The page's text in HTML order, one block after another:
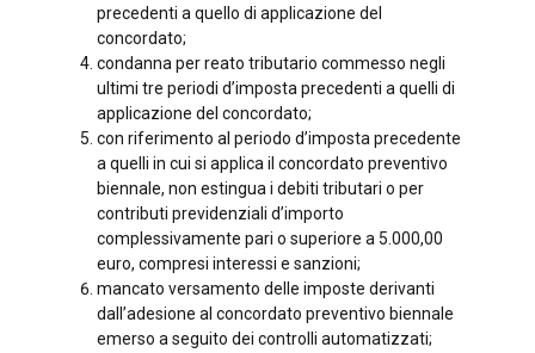
precedenti a quello di applicazione del
concordato;
condanna per reato tributario commesso negli
ultimi tre periodi d’imposta precedenti a quelli di
applicazione del concordato;
con riferimento al periodo d’imposta precedente
a quelli in cui si applica il concordato preventivo
biennale, non estingua i debiti tributari o per
contributi previdenziali d’importo
complessivamente pari o superiore a 5.000,00
euro, compresi interessi e sanzioni;
mancato versamento delle imposte derivanti
dall’adesione al concordato preventivo biennale
emerso a seguito dei controlli automatizzati;